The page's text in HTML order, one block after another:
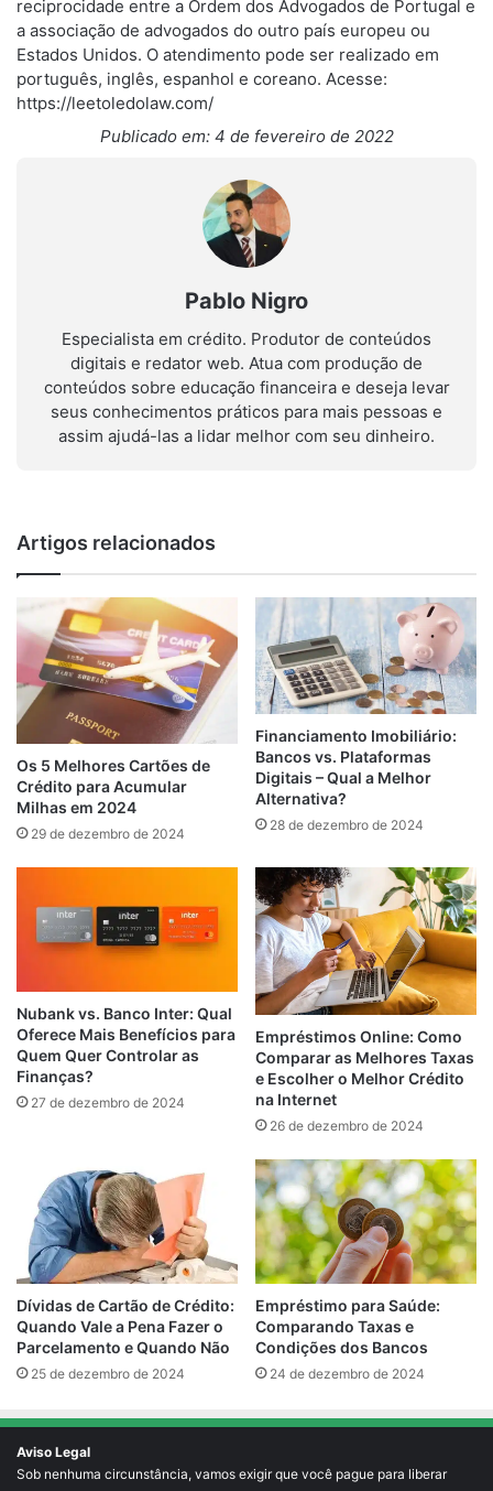
reciprocidade entre a Ordem dos Advogados de Portugal e
a associação de advogados do outro país europeu ou
Estados Unidos. O atendimento pode ser realizado em
português, inglês, espanhol e coreano. Acesse:
https://leetoledolaw.com/
Publicado em: 4 de fevereiro de 2022
Pablo Nigro
Especialista em crédito. Produtor de conteúdos
digitais e redator web. Atua com produção de
conteúdos sobre educação financeira e deseja levar
seus conhecimentos práticos para mais pessoas e
assim ajudá-las a lidar melhor com seu dinheiro.
Artigos relacionados
Os 5 Melhores Cartões de
Crédito para Acumular
Milhas em 2024
29 de dezembro de 2024
Financiamento Imobiliário:
Bancos vs. Plataformas
Digitais – Qual a Melhor
Alternativa?
28 de dezembro de 2024
Nubank vs. Banco Inter: Qual
Oferece Mais Benefícios para
Quem Quer Controlar as
Finanças?
27 de dezembro de 2024
Empréstimos Online: Como
Comparar as Melhores Taxas
e Escolher o Melhor Crédito
na Internet
26 de dezembro de 2024
Dívidas de Cartão de Crédito:
Quando Vale a Pena Fazer o
Parcelamento e Quando Não
25 de dezembro de 2024
Empréstimo para Saúde:
Comparando Taxas e
Condições dos Bancos
24 de dezembro de 2024
Aviso Legal
Sob nenhuma circunstância, vamos exigir que você pague para liberar